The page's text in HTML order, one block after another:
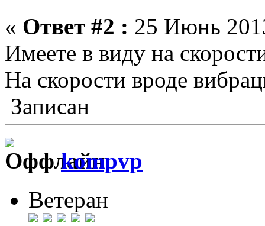
« Ответ #2 : 25 Июнь
Имеете в виду на
На скорости вроде
Записан
kompvp
Ветеран